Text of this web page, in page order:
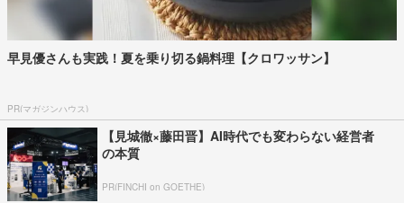
早見優さんも実践！夏を乗り切る鍋料理【クロワッサン】
PR(マガジンハウス)
【見城徹×藤田晋】AI時代でも変わらない経営者
の本質
PR(FINCHI on GOETHE)